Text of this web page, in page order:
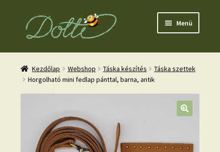
Ugrás
Kilépés
Menü
Kezdőlap Webshop Táska készítés
Táska szettek
Horgolható mini fedlap pánttal, barna, antik